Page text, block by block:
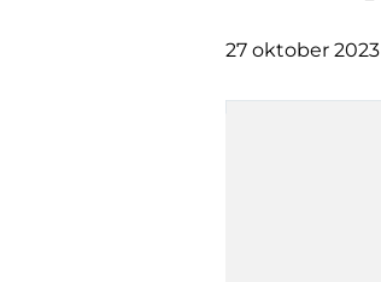
27 oktober 2023